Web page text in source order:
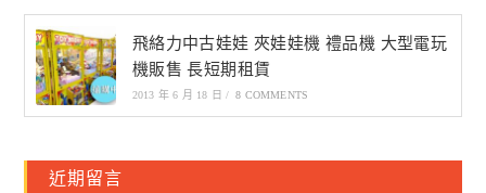
飛絡力中古娃娃 夾娃娃機 禮品機 大型電玩
機販售 長短期租賃
2013 年 6 月 18 日 / 8 COMMENTS
近期留言